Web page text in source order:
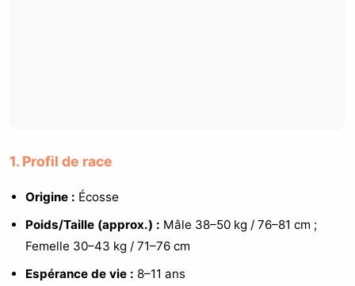
1. Profil de race
Origine : Écosse
Poids/Taille (approx.) : Mâle 38–50 kg / 76–81 cm ;
Femelle 30–43 kg / 71–76 cm
Espérance de vie : 8–11 ans